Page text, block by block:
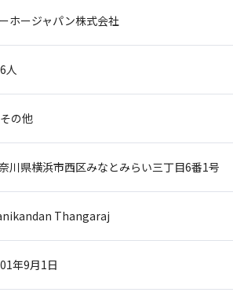
ホージャパン株式会社
人
その他
川県横浜市西区みなとみらい三丁目6番1号
Thangaraj
年9月1日